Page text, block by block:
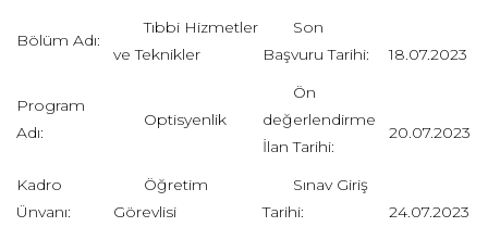
Bölüm Adı:
Tıbbi Hizmetler
ve Teknikler
Son
Başvuru Tarihi:
18.07.2023
Program
Adı:
Optisyenlik
Ön
değerlendirme
İlan Tarihi:
20.07.2023
Kadro
Ünvanı:
Öğretim
Görevlisi
Sınav Giriş
Tarihi:
24.07.2023